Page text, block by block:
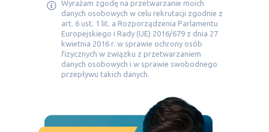
Wyrażam zgodę na przetwarzanie moich
danych osobowych w celu rekrutacji zgodnie z
art. 6 ust. 1 lit. a Rozporządzenia Parlamentu
Europejskiego i Rady (UE) 2016/679 z dnia 27
kwietnia 2016 r. w sprawie ochrony osób
fizycznych w związku z przetwarzaniem
danych osobowych i w sprawie swobodnego
przepływu takich danych.